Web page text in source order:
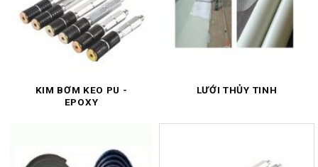
KIM BƠM KEO PU -
EPOXY
LƯỚI THỦY TINH